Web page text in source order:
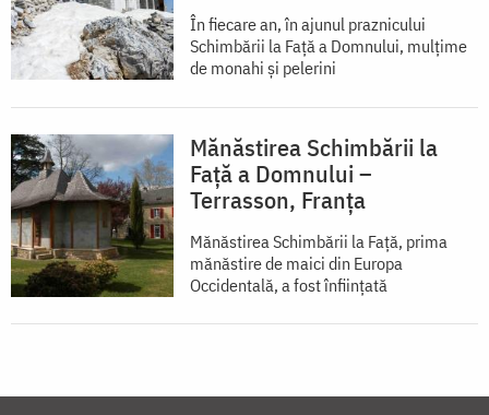
În fiecare an, în ajunul praznicului
Schimbării la Faţă a Domnului, mulţime
de monahi şi pelerini
Mănăstirea Schimbării la
Față a Domnului –
Terrasson, Franţa
Mănăstirea Schimbării la Față, prima
mănăstire de maici din Europa
Occidentală, a fost înființată